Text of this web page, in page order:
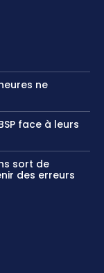
ne
face à leurs
sort de
des erreurs